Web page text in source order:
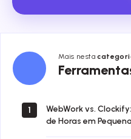
Mais nesta
Ferramentas
1
WebWork vs.
de Horas em